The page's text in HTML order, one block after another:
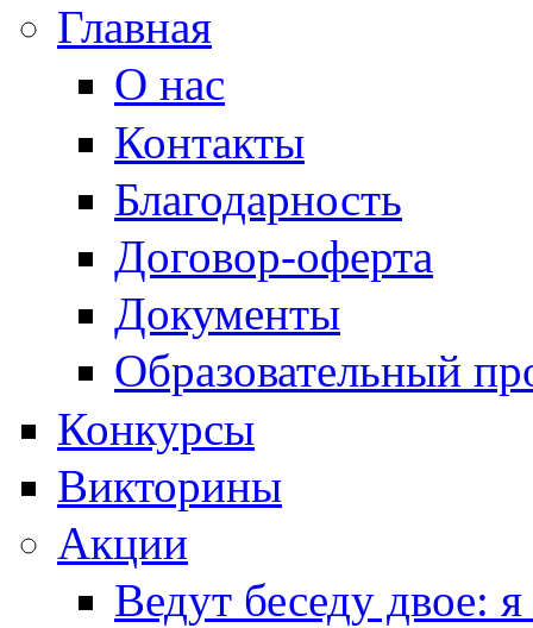
Главная
О нас
Контакты
Благодарность
Договор-оферта
Документы
Образовательный
Конкурсы
Викторины
Акции
Ведут беседу двое: